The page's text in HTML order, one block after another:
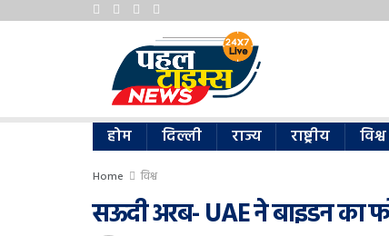
होम दिल्ली राज्य राष्ट्रीय विश्व
Home विश्व
सऊदी अरब- UAE ने बाइडन का